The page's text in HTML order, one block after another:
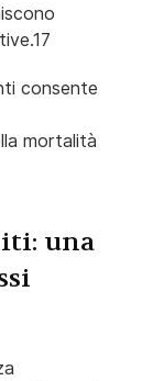
consente
mortalità
una